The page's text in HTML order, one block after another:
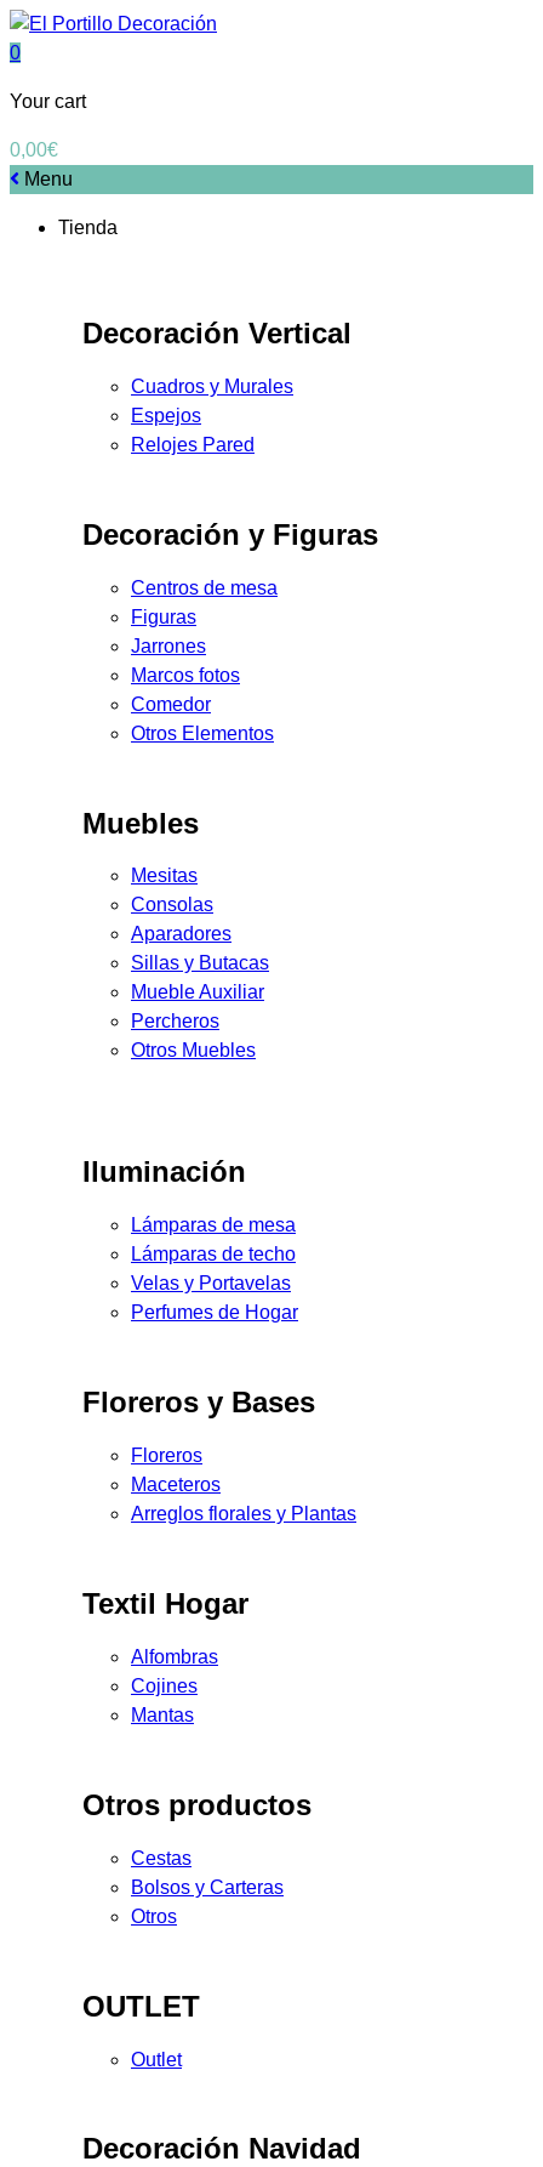
0
Your cart
0,00€
Menu
Tienda
Decoración Vertical
Cuadros y Murales
Espejos
Relojes Pared
Decoración y Figuras
Centros de mesa
Figuras
Jarrones
Marcos fotos
Comedor
Otros Elementos
Muebles
Mesitas
Consolas
Aparadores
Sillas y Butacas
Mueble Auxiliar
Percheros
Otros Muebles
Iluminación
Lámparas de mesa
Lámparas de techo
Velas y Portavelas
Perfumes de Hogar
Floreros y Bases
Floreros
Maceteros
Arreglos florales y Plantas
Textil Hogar
Alfombras
Cojines
Mantas
Otros productos
Cestas
Bolsos y Carteras
Otros
OUTLET
Outlet
Decoración Navidad